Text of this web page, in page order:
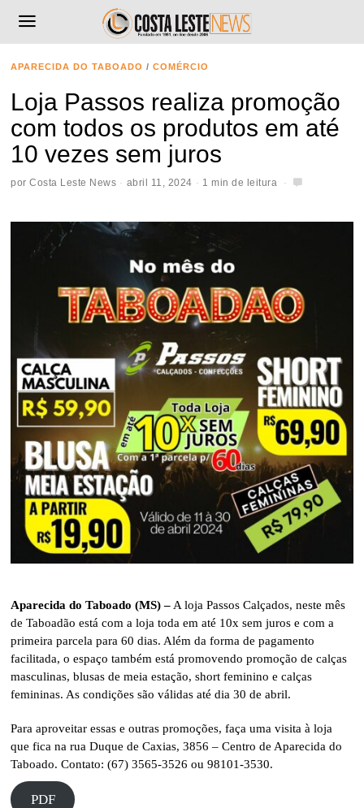
APARECIDA DO TABOADO / COMÉRCIO
Loja Passos realiza promoção
com todos os produtos em até
10 vezes sem juros
porCosta Leste News abril 11, 2024 1 min de leitura
Aparecida do Taboado (MS) – A loja Passos Calçados, neste mês
de Taboadão está com a loja toda em até 10x sem juros e com a
primeira parcela para 60 dias. Além da forma de pagamento
facilitada, o espaço também está promovendo promoção de calças
masculinas, blusas de meia estação, short feminino e calças
femininas. As condições são válidas até dia 30 de abril.
Para aproveitar essas e outras promoções, faça uma visita à loja
que fica na rua Duque de Caxias, 3856 – Centro de Aparecida do
Taboado. Contato: (67) 3565-3526 ou 98101-3530.
PDF